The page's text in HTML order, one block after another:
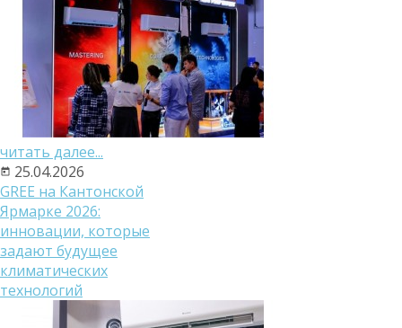
читать далее...
25.04.2026
GREE на Кантонской
Ярмарке 2026:
инновации, которые
задают будущее
климатических
технологий